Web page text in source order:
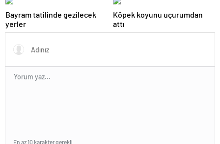
Bayram tatilinde gezilecek
yerler
Köpek koyunu uçurumdan
attı
En az 10 karakter gerekli